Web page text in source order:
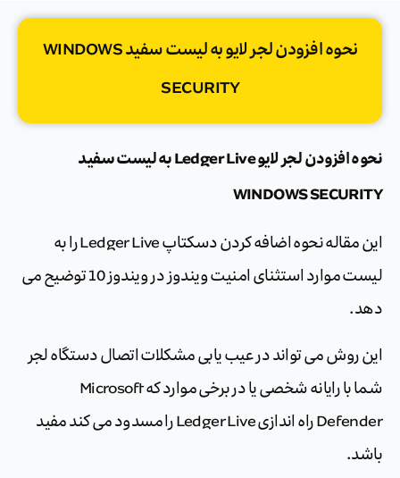
نحوه افزودن لجر لایو به لیست سفید WINDOWS
SECURITY
نحوه افزودن لجر لایو Ledger Live به لیست سفید
WINDOWS SECURITY
این مقاله نحوه اضافه کردن دسکتاپ Ledger Live را به
لیست موارد استثنای امنیت ویندوز در ویندوز 10 توضیح می
دهد.
این روش می تواند در عیب یابی مشکلات اتصال دستگاه لجر
شما با رایانه شخصی یا در برخی موارد که Microsoft
Defender راه اندازی Ledger Live را مسدود می کند مفید
باشد.